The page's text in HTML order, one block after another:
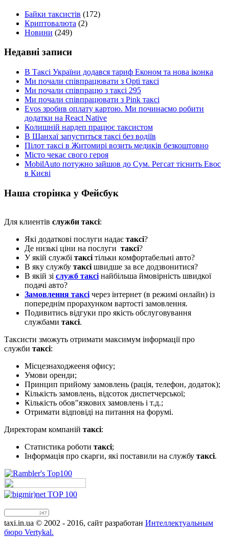
Байки таксистів (172)
Криптовалюта (2)
Новини (249)
Недавні записи
В Таксі України додався тариф Економ та нова іконка
Ми почали співпрацювати з Opti таксі
Ми почали співпрацю з таксі 295
Ми почали співпрацювати з Pink таксі
Evos зробив оплату картою. Ми починаємо робити
додатки на React Native
Колишній нардеп працює таксистом
В Шанхаї запуститься таксі без водіїв
Пілот таксі в Житомирі возить медиків безкоштовно
Місто чекає свого героя
MobilAuto потужно зайшов до Сум. Регсат тіснить Евос
в Києві
Наша сторінка у Фейсбук
Для клиентів служби таксі:
Які додаткові послуги надає таксі?
Де низькі ціни на послуги таксі?
У якій службі таксітільки комфортабельні авто?
В яку службу таксішвидше за все додзвонитися?
В якій зі служб таксі найбільша ймовірність швидкої
подачі авто?
Замовлення таксічерез інтернет (в режимі онлайн) із
попереднім прорахунком вартості замовлення.
Подивитись відгуки про якість обслуговування
службами таксі.
Таксисти зможуть отримати максимум інформації про
служби таксі:
Місцезнаходжееня офису;
Умови оренди;
Принцип прийому замовлень (рація, телефон, додаток);
Кількість замовлень, відсоток диспетчерської;
Кількість обов"язкових замовлень і т.д.;
Отримати відповіді на питання на форумі.
Директорам компаній таксі:
Статистика роботи таксі;
Інформація про скарги, які поставили на службу таксі.
taxi.in.ua © 2002 - 2016, сайт разработан Интеллектуальным
бюро Vertykal.